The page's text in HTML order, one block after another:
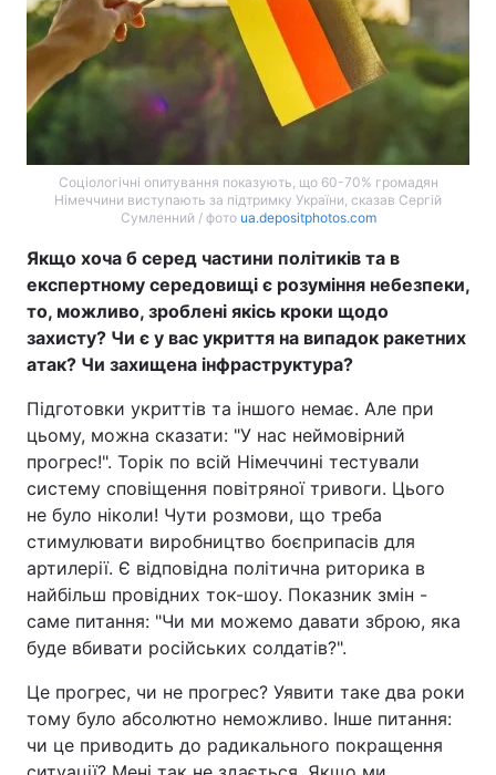
Соціологічні опитування показують, що 60-70% громадян
Німеччини виступають за підтримку України, сказав Сергій
Сумленний / фото ua.depositphotos.com
Якщо хоча б серед частини політиків та в
експертному середовищі є розуміння небезпеки,
то, можливо, зроблені якісь кроки щодо
захисту? Чи є у вас укриття на випадок ракетних
атак? Чи захищена інфраструктура?
Підготовки укриттів та іншого немає. Але при
цьому, можна сказати: "У нас неймовірний
прогрес!". Торік по всій Німеччині тестували
систему сповіщення повітряної тривоги. Цього
не було ніколи! Чути розмови, що треба
стимулювати виробництво боєприпасів для
артилерії. Є відповідна політична риторика в
найбільш провідних ток-шоу. Показник змін -
саме питання: "Чи ми можемо давати зброю, яка
буде вбивати російських солдатів?".
Це прогрес, чи не прогрес? Уявити таке два роки
тому було абсолютно неможливо. Інше питання:
чи це приводить до радикального покращення